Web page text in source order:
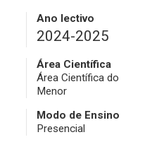
Ano lectivo
2024-2025
Área Científica
Área Científica do
Menor
Modo de Ensino
Presencial